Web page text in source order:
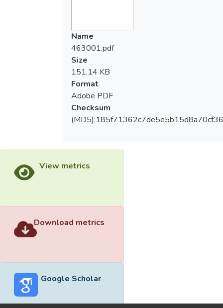
Name
463001.pdf
Size
151.14 KB
Format
Adobe PDF
Checksum
View metrics
Download metrics
Google Scholar